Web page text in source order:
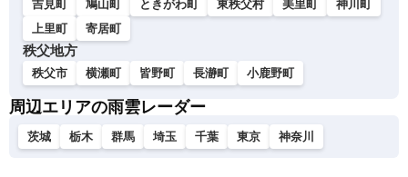
吉見町
鳩山町 ときがわ町 東秩父村 美里町
神川町
上里町
寄居町
秩父地方
秩父市 横瀬町 皆野町 長瀞町 小鹿野町
周辺エリアの雨雲レーダー
茨城 栃木 群馬 埼玉 千葉 東京 神奈川